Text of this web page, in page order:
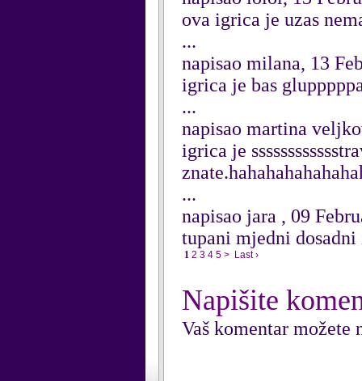
ova igrica je uzas
...
napisao milana, 13
igrica je bas
...
napisao martina
igrica je
...
napisao jara , 09
tupani mjedni
1 2 3 4 5 > Last ›
Napišite
Vaš komentar možete